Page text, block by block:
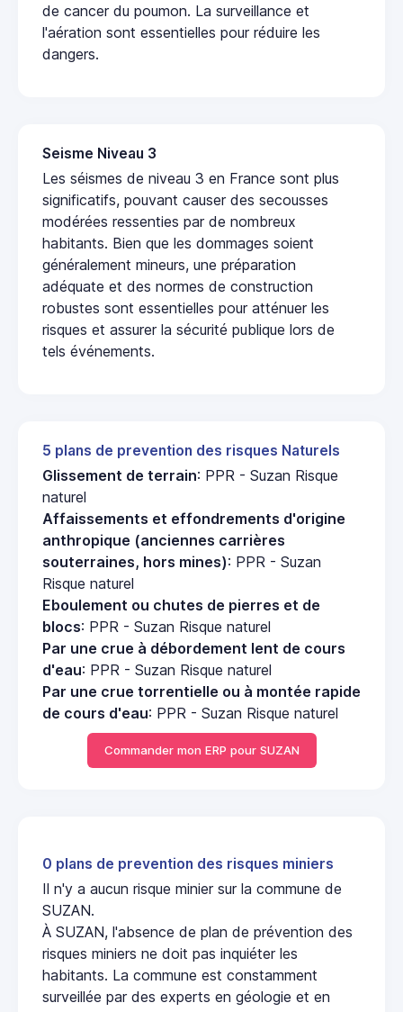
de cancer du poumon. La surveillance et
l'aération sont essentielles pour réduire les
dangers.
Seisme Niveau 3
Les séismes de niveau 3 en France sont plus
significatifs, pouvant causer des secousses
modérées ressenties par de nombreux
habitants. Bien que les dommages soient
généralement mineurs, une préparation
adéquate et des normes de construction
robustes sont essentielles pour atténuer les
risques et assurer la sécurité publique lors de
tels événements.
5 plans de prevention des risques Naturels
Glissement de terrain: PPR - Suzan Risque
naturel
Affaissements et effondrements d'origine
anthropique (anciennes carrières
souterraines, hors mines): PPR - Suzan
Risque naturel
Eboulement ou chutes de pierres et de
blocs: PPR - Suzan Risque naturel
Par une crue à débordement lent de cours
d'eau: PPR - Suzan Risque naturel
Par une crue torrentielle ou à montée rapide
de cours d'eau: PPR - Suzan Risque naturel
Commander mon ERP pour SUZAN
0 plans de prevention des risques miniers
Il n'y a aucun risque minier sur la commune de
SUZAN.
À SUZAN, l'absence de plan de prévention des
risques miniers ne doit pas inquiéter les
habitants. La commune est constamment
surveillée par des experts en géologie et en